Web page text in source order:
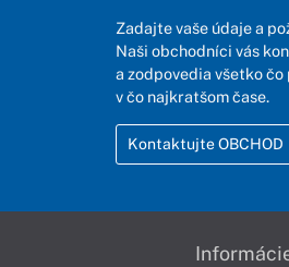
Zadajte vaše údaje a
Naši obchodníci vás
a zodpovedia všetko
v čo najkratšom čase.
Kontaktujte OBCHOD